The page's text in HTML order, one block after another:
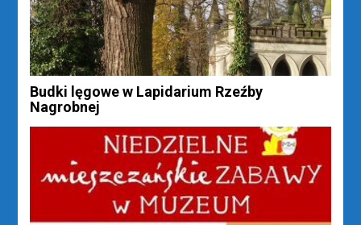
Budki lęgowe w Lapidarium Rzeźby
Nagrobnej